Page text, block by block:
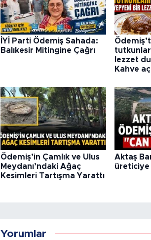
İYİ Parti Ödemiş Sahada:
Balıkesir Mitingine Çağrı
lezzet
Kahve
Ödemiş’in Çamlık ve Ulus
Meydanı’ndaki Ağaç
Kesimleri Tartışma Yarattı
Aktaş
üreticiye
Yorumlar